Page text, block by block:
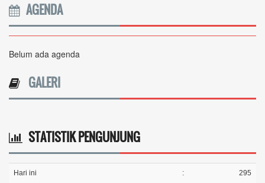
AGENDA
Belum ada agenda
GALERI
STATISTIK PENGUNJUNG
Hari ini : 295